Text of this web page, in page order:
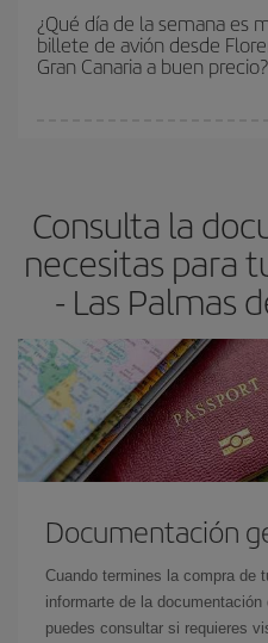
precio según tus necesidades
asegura el vuelo más barato.
¿Qué día de la semana es
billete de avión desde
Gran Canaria a buen precio?
avión más baratos te saldrán.
las fechas y los horarios del
el precio más barato.
Consulta la
necesitas para
- Las Palmas
Documentación
Cuando termines la compra de
informarte de la
puedes consultar si requieres